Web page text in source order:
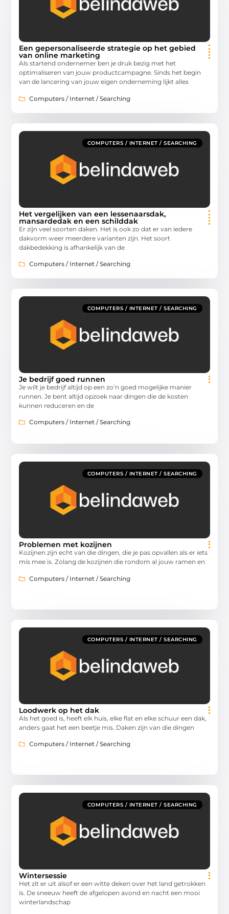
Een gepersonaliseerde strategie op het gebied
van online marketing
Als startend ondernemer ben je druk bezig met het
optimaliseren van jouw productcampagne. Sinds het begin
van de lancering van jouw eigen onderneming lijkt alles
Computers / Internet / Searching
COMPUTERS / INTERNET / SEARCHING
Het vergelijken van een lessenaarsdak,
mansardedak en een schilddak
Er zijn veel soorten daken. Het is ook zo dat er van iedere
dakvorm weer meerdere varianten zijn. Het soort
dakbedekking is afhankelijk van de
Computers / Internet / Searching
COMPUTERS / INTERNET / SEARCHING
Je bedrijf goed runnen
Je wilt je bedrijf altijd op een zo’n goed mogelijke manier
runnen. Je bent altijd opzoek naar dingen die de kosten
kunnen reduceren en de
Computers / Internet / Searching
COMPUTERS / INTERNET / SEARCHING
Problemen met kozijnen
Kozijnen zijn echt van die dingen, die je pas opvallen als er iets
mis mee is. Zolang de kozijnen die rondom al jouw ramen en
Computers / Internet / Searching
COMPUTERS / INTERNET / SEARCHING
Loodwerk op het dak
Als het goed is, heeft elk huis, elke flat en elke schuur een dak,
anders gaat het een beetje mis. Daken zijn van die dingen
Computers / Internet / Searching
COMPUTERS / INTERNET / SEARCHING
Wintersessie
Het zit er uit alsof er een witte deken over het land getrokken
is. De sneeuw heeft de afgelopen avond en nacht een mooi
winterlandschap